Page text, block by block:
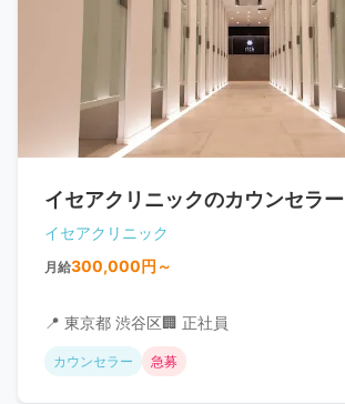
イセアクリニックのカウンセラー
イセアクリニック
月給300,000円～
📍 東京都 渋谷区🏢 正社員
カウンセラー 急募